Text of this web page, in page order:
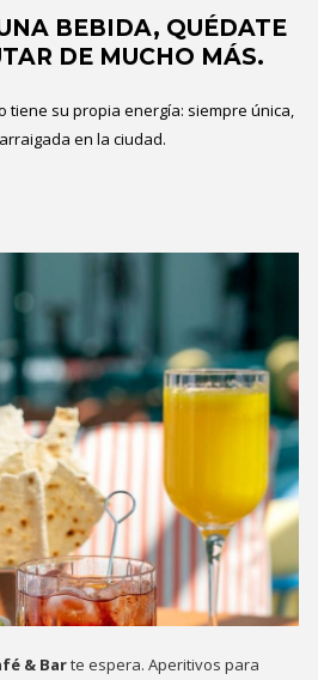
BEBIDA, QUÉDATE
DE MUCHO MÁS.
tiene su propia energía: siempre única,
en la ciudad.
& Barte espera. Aperitivos para